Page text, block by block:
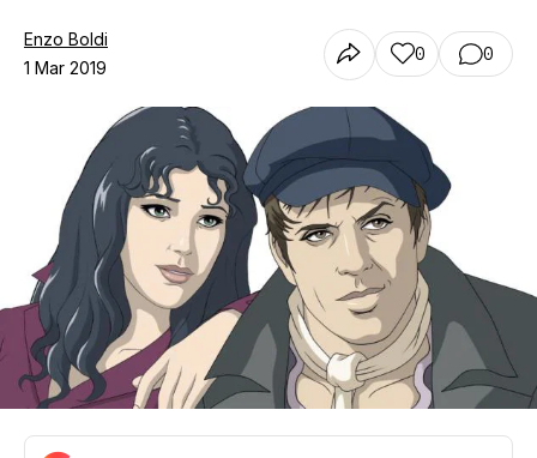
Chi siamo
Contatti
Enzo Boldi
1 Mar 2019
0 0